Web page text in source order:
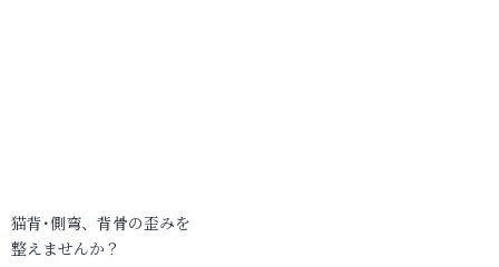
猫背･側弯、背骨の歪みを
整えませんか？